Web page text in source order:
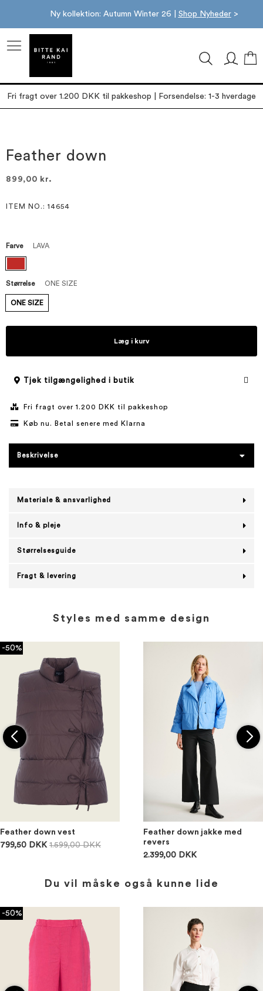
Ny kollektion: Autumn Winter 26 | Shop Nyheder>
Fri fragt over 1.200 DKK til pakkeshop | Forsendelse: 1-3 hverdage
slutningen
af
starten
afFeather down
899,00 kr.
ITEM NO. : 14654
Farve LAVA
Størrelse ONE SIZE
ONE SIZE
Læg i kurv
Tjek tilgængelighed i butik
Fri fragt over 1.200 DKK til pakkeshop
Køb nu. Betal senere med Klarna
Beskrivelse
Materiale & ansvarlighed
Info & pleje
Størrelsesguide
Fragt & levering
Styles med samme design
-50%
Feather down vest
799,50 DKK 1.599,00 DKK
Feather down jakke med
revers
2.399,00 DKK
Du vil måske også kunne lide
-50%